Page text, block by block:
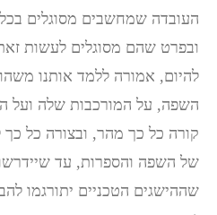
העובדה שמחשבים מסוגלים
ובפרט שהם מסוגלים לעשות
להיום, אמורה ללמד אותנו
השפה, על המורכבות שלה ועל
קורה כל כך מהר, ובצורה כל כך
של השפה והספרות, עד
שההישגים הטכניים יתורגמו